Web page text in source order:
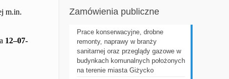
m.in.
12–07-
Zamówienia publiczne
Prace konserwacyjne, drobne
remonty, naprawy w branży
sanitarnej oraz przeglądy gazowe w
budynkach komunalnych położonych
na terenie miasta Giżycko